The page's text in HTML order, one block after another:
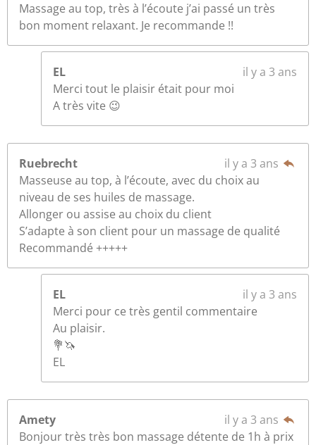
o
i
o
n
Massage au top, très à l’écoute j’ai passé un très
bon moment relaxant. Je recommande !!
EL
il y a 3 ans
Merci tout le plaisir était pour moi
A très vite 😉
Ruebrecht
il y a 3 ans
Masseuse au top, à l’écoute, avec du choix au
niveau de ses huiles de massage.
Allonger ou assise au choix du client
S’adapte à son client pour un massage de qualité
Recommandé +++++
EL
il y a 3 ans
Merci pour ce très gentil commentaire
Au plaisir.
💐🦄
EL
Amety
il y a 3 ans
Bonjour très très bon massage détente de 1h à prix